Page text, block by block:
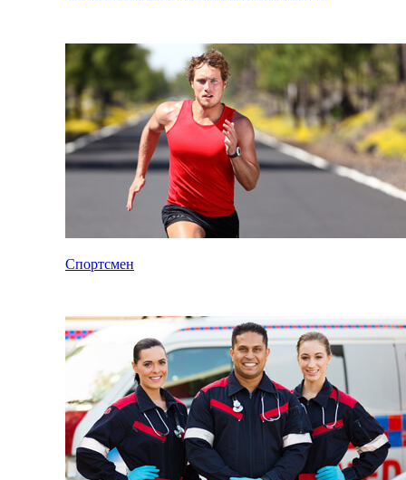
Спортсмен